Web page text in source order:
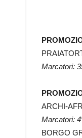
Marcatori:
ARCHI-
Marcatori:
BORGO